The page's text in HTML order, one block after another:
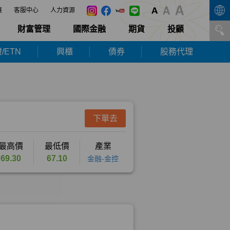
客服中心 人力資源
財富管理 國際金融 期貨 投顧
ETN 興櫃 債券 股務代理